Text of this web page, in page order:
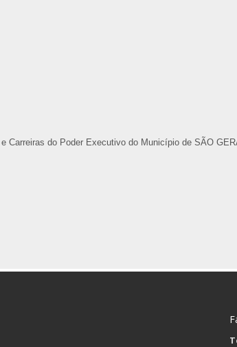
Carreiras do Poder Executivo do Município de SÃO